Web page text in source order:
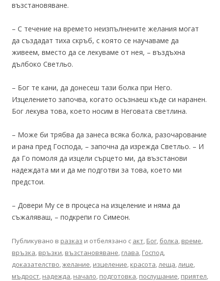
възстановяване.
– С течение на времето неизпълнените желания могат
да създадат тиха скръб, с която се научаваме да
живеем, вместо да се лекуваме от нея, – въздъхна
дълбоко Светльо.
– Бог те кани, да донесеш тази болка при Него.
Изцелението започва, когато осъзнаеш къде си наранен.
Бог лекува това, което носим в Неговата светлина.
– Може би трябва да занеса всяка болка, разочарование
и рана пред Господа, – започна да изрежда Светльо. – И
да Го помоля да изцели сърцето ми, да възстанови
надеждата ми и да ме подготви за това, което ми
предстои.
– Довери Му се в процеса на изцеление и няма да
съжаляваш, – подкрепи го Симеон.
Публикувано в разказ и отбелязано с акт, Бог, болка, време,
връзка, връзки, възстановяване, глава, Господ,
доказателство,желание, изцеление, красота,леща,лице,
мъдрост, надежда, начало, подготовка, послушание, приятел,